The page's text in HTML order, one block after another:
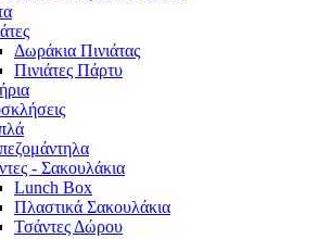
Δωράκια Πινιάτας
Πινιάτες Πάρτυ
- Σακουλάκια
Lunch Box
Πλαστικά Σακουλάκια
Τσάντες Δώρου